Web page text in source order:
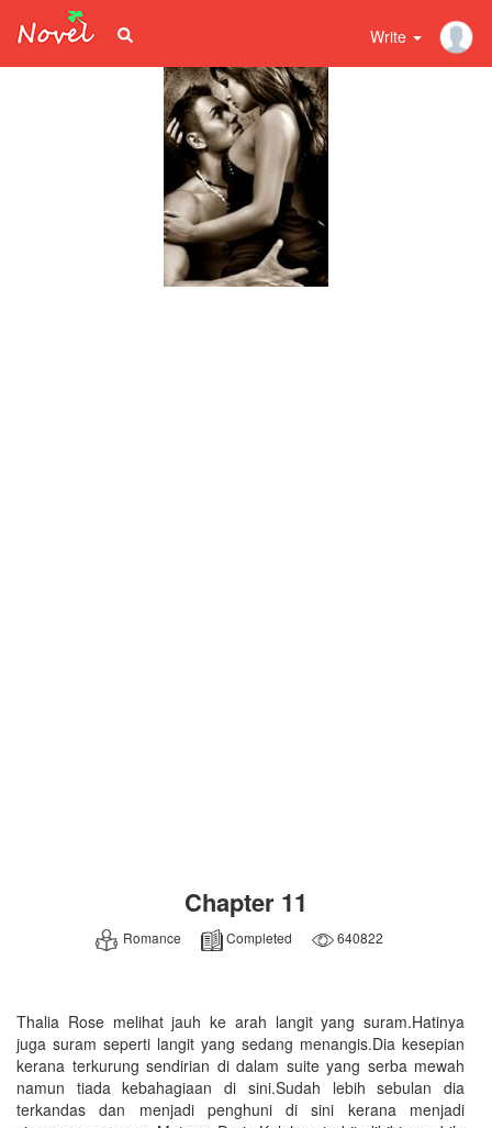
Write
Chapter 11
Romance Completed 640822
Thalia Rose melihat jauh ke arah langit yang suram.Hatinya
juga suram seperti langit yang sedang menangis.Dia kesepian
kerana terkurung sendirian di dalam suite yang serba mewah
namun tiada kebahagiaan di sini.Sudah lebih sebulan dia
terkandas dan menjadi penghuni di sini kerana menjadi